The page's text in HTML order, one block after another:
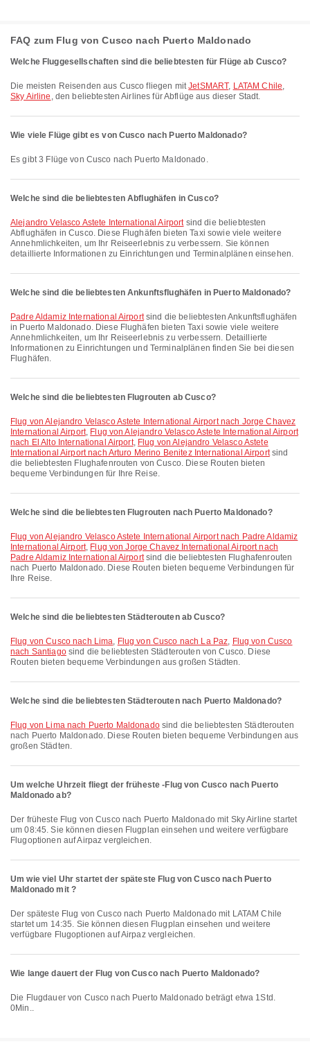
FAQ zum Flug von Cusco nach Puerto Maldonado
Welche Fluggesellschaften sind die beliebtesten für Flüge ab Cusco?
Die meisten Reisenden aus Cusco fliegen mitJetSMART, LATAM Chile,
Sky Airline , den beliebtesten Airlines für Abflüge aus dieser Stadt.
Wie viele Flüge gibt es von Cusco nach Puerto Maldonado?
Es gibt 3 Flüge von Cusco nach Puerto Maldonado.
Welche sind die beliebtesten Abflughäfen in Cusco?
Alejandro Velasco Astete International Airportsind die beliebtesten
Abflughäfen in Cusco. Diese Flughäfen bieten Taxi sowie viele weitere
Annehmlichkeiten, um Ihr Reiseerlebnis zu verbessern. Sie können
detaillierte Informationen zu Einrichtungen und Terminalplänen einsehen.
Welche sind die beliebtesten Ankunftsflughäfen in Puerto Maldonado?
Padre Aldamiz International Airportsind die beliebtesten Ankunftsflughäfen
in Puerto Maldonado. Diese Flughäfen bieten Taxi sowie viele weitere
Annehmlichkeiten, um Ihr Reiseerlebnis zu verbessern. Detaillierte
Informationen zu Einrichtungen und Terminalplänen finden Sie bei diesen
Flughäfen.
Welche sind die beliebtesten Flugrouten ab Cusco?
Flug von Alejandro Velasco Astete International Airport nach Jorge Chavez
International Airport, Flug von Alejandro Velasco Astete International Airport
nach El Alto International Airport, Flug von Alejandro Velasco Astete
International Airport nach Arturo Merino Benitez International Airportsind
die beliebtesten Flughafenrouten von Cusco. Diese Routen bieten
bequeme Verbindungen für Ihre Reise.
Welche sind die beliebtesten Flugrouten nach Puerto Maldonado?
Flug von Alejandro Velasco Astete International Airport nach Padre Aldamiz
International Airport, Flug von Jorge Chavez International Airport nach
Padre Aldamiz International Airportsind die beliebtesten Flughafenrouten
nach Puerto Maldonado. Diese Routen bieten bequeme Verbindungen für
Ihre Reise.
Welche sind die beliebtesten Städterouten ab Cusco?
Flug von Cusco nach Lima, Flug von Cusco nach La Paz, Flug von Cusco
nach Santiagosind die beliebtesten Städterouten von Cusco. Diese
Routen bieten bequeme Verbindungen aus großen Städten.
Welche sind die beliebtesten Städterouten nach Puerto Maldonado?
Flug von Lima nach Puerto Maldonadosind die beliebtesten Städterouten
nach Puerto Maldonado. Diese Routen bieten bequeme Verbindungen aus
großen Städten.
Um welche Uhrzeit fliegt der früheste -Flug von Cusco nach Puerto
Maldonado ab?
Der früheste Flug von Cusco nach Puerto Maldonado mit Sky Airline startet
um 08:45. Sie können diesen Flugplan einsehen und weitere verfügbare
Flugoptionen auf Airpaz vergleichen.
Um wie viel Uhr startet der späteste Flug von Cusco nach Puerto
Maldonado mit ?
Der späteste Flug von Cusco nach Puerto Maldonado mit LATAM Chile
startet um 14:35. Sie können diesen Flugplan einsehen und weitere
verfügbare Flugoptionen auf Airpaz vergleichen.
Wie lange dauert der Flug von Cusco nach Puerto Maldonado?
Die Flugdauer von Cusco nach Puerto Maldonado beträgt etwa 1Std.
0Min..